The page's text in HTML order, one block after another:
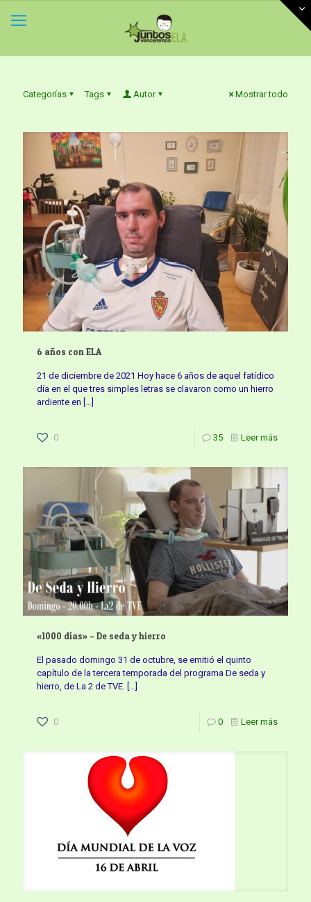
Categorías Tags Autor Mostrar todo
6 años con ELA
21 de diciembre de 2021 Hoy hace 6 años de aquel fatídico
día en el que tres simples letras se clavaron como un hierro
ardiente en […]
0 35 Leer más
«1000 días» – De seda y hierro
El pasado domingo 31 de octubre, se emitió el quinto
capítulo de la tercera temporada del programa De seda y
hierro, de La 2 de TVE. […]
0 0 Leer más